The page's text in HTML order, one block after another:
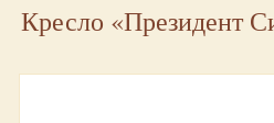
Кресло «Президент